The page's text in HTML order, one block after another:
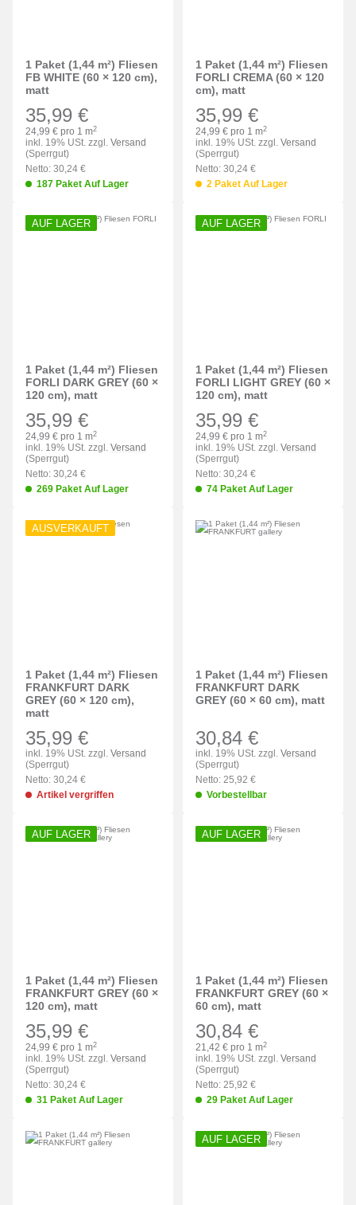
1 Paket (1,44 m²) Fliesen
FB WHITE (60 × 120 cm),
matt
35,99 €
24,99 € pro 1 m2
inkl. 19% USt. zzgl. Versand
(Sperrgut)
Netto: 30,24 €
187 Paket Auf Lager
1 Paket (1,44 m²) Fliesen
FORLI CREMA (60 × 120
cm), matt
35,99 €
24,99 € pro 1 m2
inkl. 19% USt. zzgl. Versand
(Sperrgut)
Netto: 30,24 €
2 Paket Auf Lager
AUF LAGER
1 Paket (1,44 m²) Fliesen
FORLI DARK GREY (60 ×
120 cm), matt
35,99 €
24,99 € pro 1 m2
inkl. 19% USt. zzgl. Versand
(Sperrgut)
Netto: 30,24 €
269 Paket Auf Lager
AUF LAGER
1 Paket (1,44 m²) Fliesen
FORLI LIGHT GREY (60 ×
120 cm), matt
35,99 €
24,99 € pro 1 m2
inkl. 19% USt. zzgl. Versand
(Sperrgut)
Netto: 30,24 €
74 Paket Auf Lager
AUSVERKAUFT
1 Paket (1,44 m²) Fliesen
FRANKFURT DARK
GREY (60 × 120 cm),
matt
35,99 €
inkl. 19% USt. zzgl. Versand
(Sperrgut)
Netto: 30,24 €
Artikel vergriffen
1 Paket (1,44 m²) Fliesen
FRANKFURT DARK
GREY (60 × 60 cm), matt
30,84 €
inkl. 19% USt. zzgl. Versand
(Sperrgut)
Netto: 25,92 €
Vorbestellbar
AUF LAGER
1 Paket (1,44 m²) Fliesen
FRANKFURT GREY (60 ×
120 cm), matt
35,99 €
24,99 € pro 1 m2
inkl. 19% USt. zzgl. Versand
(Sperrgut)
Netto: 30,24 €
31 Paket Auf Lager
AUF LAGER
1 Paket (1,44 m²) Fliesen
FRANKFURT GREY (60 ×
60 cm), matt
30,84 €
21,42 € pro 1 m2
inkl. 19% USt. zzgl. Versand
(Sperrgut)
Netto: 25,92 €
29 Paket Auf Lager
AUF LAGER